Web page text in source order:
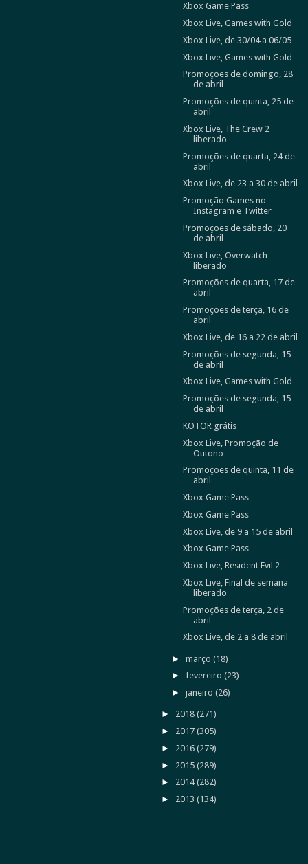
Xbox Game Pass
Xbox Live, Games with Gold
Xbox Live, de 30/04 a 06/05
Xbox Live, Games with Gold
Promoções de domingo, 28
de abril
Promoções de quinta, 25 de
abril
Xbox Live, The Crew 2
liberado
Promoções de quarta, 24 de
abril
Xbox Live, de 23 a 30 de abril
Promoção Games no
Instagram e Twitter
Promoções de sábado, 20
de abril
Xbox Live, Overwatch
liberado
Promoções de quarta, 17 de
abril
Promoções de terça, 16 de
abril
Xbox Live, de 16 a 22 de abril
Promoções de segunda, 15
de abril
Xbox Live, Games with Gold
Promoções de segunda, 15
de abril
KOTOR grátis
Xbox Live, Promoção de
Outono
Promoções de quinta, 11 de
abril
Xbox Game Pass
Xbox Game Pass
Xbox Live, de 9 a 15 de abril
Xbox Game Pass
Xbox Live, Resident Evil 2
Xbox Live, Final de semana
liberado
Promoções de terça, 2 de
abril
Xbox Live, de 2 a 8 de abril
►março(18)
►fevereiro(23)
►janeiro(26)
► 2018 (271)
► 2017 (305)
► 2016 (279)
► 2015 (289)
► 2014(282)
► 2013 (134)